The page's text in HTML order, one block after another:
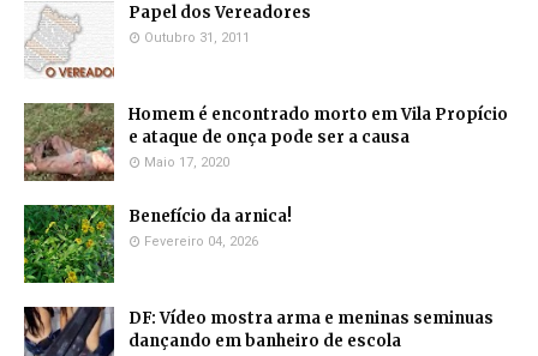
Papel dos Vereadores
Outubro 31, 2011
Homem é encontrado morto em Vila Propício
e ataque de onça pode ser a causa
Maio 17, 2020
Benefício da arnica!
Fevereiro 04, 2026
DF: Vídeo mostra arma e meninas seminuas
dançando em banheiro de escola